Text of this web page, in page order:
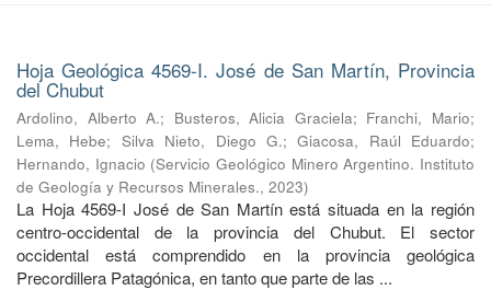
Hoja Geológica 4569-I. José de San Martín, Provincia
del Chubut
Ardolino, Alberto A.; Busteros, Alicia Graciela; Franchi, Mario;
Lema, Hebe; Silva Nieto, Diego G.;Giacosa, Raúl Eduardo;
Hernando, Ignacio (Servicio Geológico Minero Argentino. Instituto
de Geología y Recursos Minerales., 2023)
La Hoja 4569-I José de San Martín está situada en la región
centro-occidental de la provincia del Chubut. El sector
occidental está comprendido en la provincia geológica
Precordillera Patagónica, en tanto que parte de las ...